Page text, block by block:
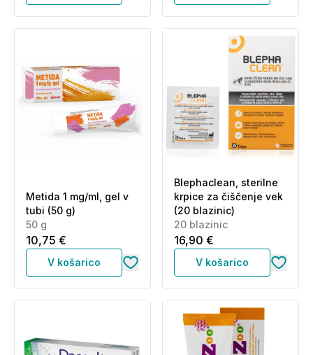
Metida 1 mg/ml, gel v
tubi (50 g)
50 g
10,75 €
V košarico
Blephaclean, sterilne
krpice za čiščenje vek
(20 blazinic)
20 blazinic
16,90 €
V košarico